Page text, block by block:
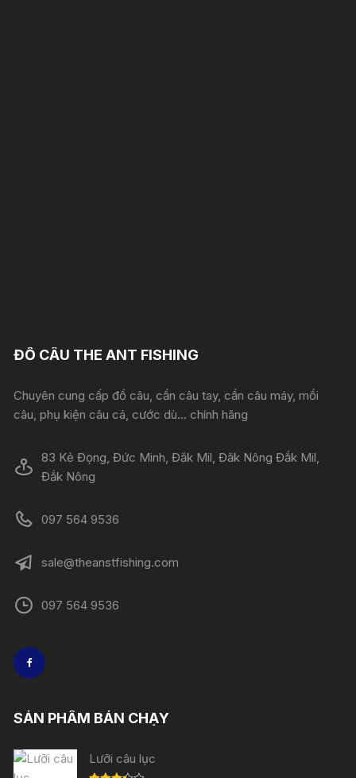
ĐỒ CÂU THE ANT FISHING
Chuyên cung cấp đồ câu, cần câu tay, cần câu máy, mồi
câu, phụ kiện câu cá, cước dù... chính hãng
83 Kẻ Đọng, Đức Minh, Đăk Mil, Đăk Nông Đắk Mil,
Đắk Nông
097 564 9536
sale@theanstfishing.com
097 564 9536
SẢN PHẨM BÁN CHẠY
Lưỡi câu lục